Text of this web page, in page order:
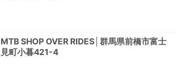
MTB SHOP OVER RIDES│群馬県前橋市富士
見町小暮421-4